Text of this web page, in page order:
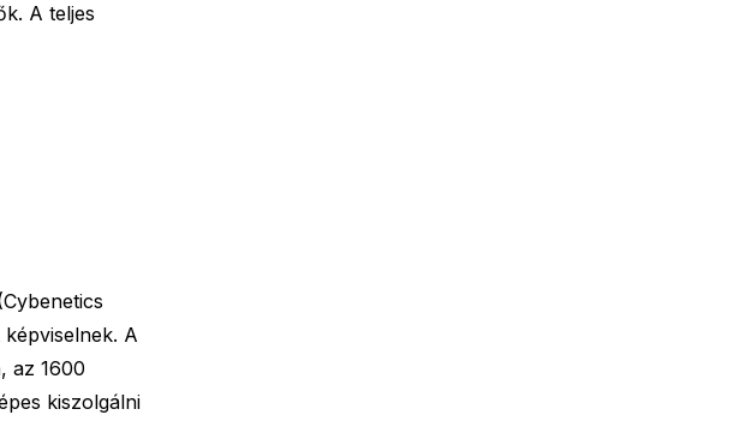
A teljes
A
az 1600
kiszolgálni